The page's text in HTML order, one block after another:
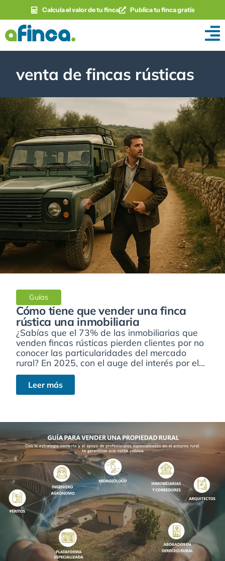
Calcula el valor de tu finca Publica tu finca gratis
venta de fincas rústicas
Guías
Cómo tiene que vender una finca
rústica una inmobiliaria
¿Sabías que el 73% de las inmobiliarias que
venden fincas rústicas pierden clientes por no
conocer las particularidades del mercado
rural? En 2025, con el auge del interés por el...
Leer más